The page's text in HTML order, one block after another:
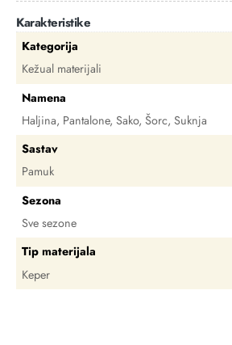
Karakteristike
Kategorija
Kežual materijali
Namena
Haljina, Pantalone, Sako, Šorc, Suknja
Sastav
Pamuk
Sezona
Sve sezone
Tip materijala
Keper